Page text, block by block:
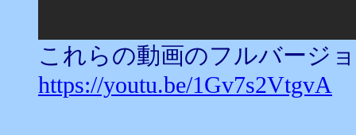
これらの動画のフルバージ
https://youtu.be/1Gv7s2VtgvA